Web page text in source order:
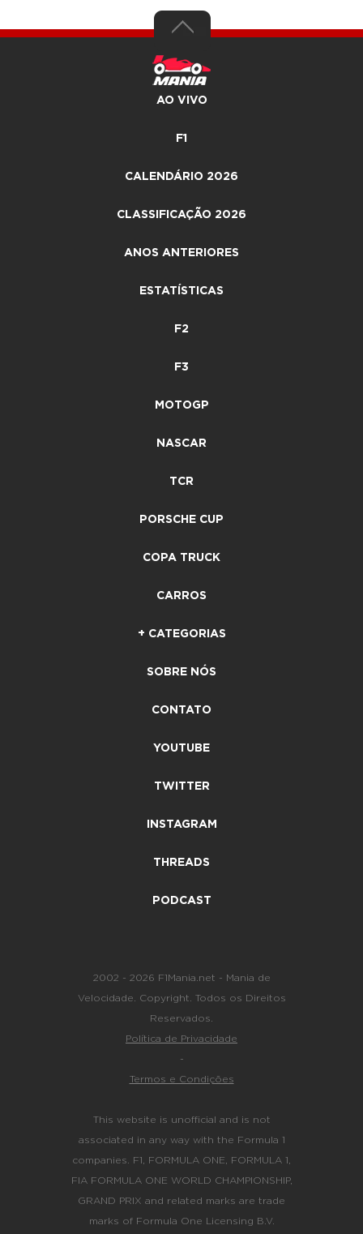
AO VIVO
F1
CALENDÁRIO 2026
CLASSIFICAÇÃO 2026
ANOS ANTERIORES
ESTATÍSTICAS
F2
F3
MOTOGP
NASCAR
TCR
PORSCHE CUP
COPA TRUCK
CARROS
+ CATEGORIAS
SOBRE NÓS
CONTATO
YOUTUBE
TWITTER
INSTAGRAM
THREADS
PODCAST
2002 - 2026 F1Mania.net - Mania de
Velocidade. Copyright. Todos os Direitos
Reservados.
Política de Privacidade
-
Termos e Condições
This website is unofficial and is not
associated in any way with the Formula 1
companies. F1, FORMULA ONE, FORMULA 1,
FIA FORMULA ONE WORLD CHAMPIONSHIP,
GRAND PRIX and related marks are trade
marks of Formula One Licensing B.V.